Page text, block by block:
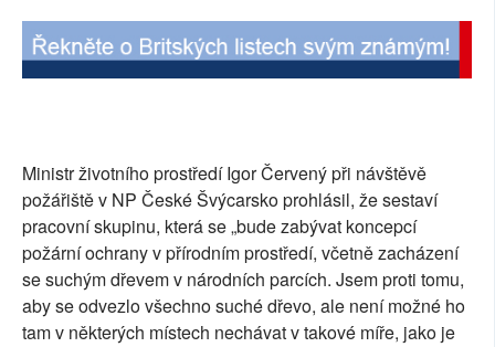
Ministr životního prostředí Igor Červený při návštěvě
požářiště v NP České Švýcarsko prohlásil, že sestaví
pracovní skupinu, která se „bude zabývat koncepcí
požární ochrany v přírodním prostředí, včetně zacházení
se suchým dřevem v národních parcích. Jsem proti tomu,
aby se odvezlo všechno suché dřevo, ale není možné ho
tam v některých místech nechávat v takové míře, jako je